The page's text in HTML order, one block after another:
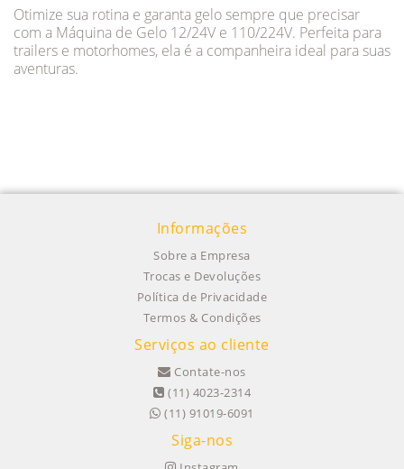
Otimize sua rotina e garanta gelo sempre que precisar
com a Máquina de Gelo 12/24V e 110/224V. Perfeita para
trailers e motorhomes, ela é a companheira ideal para suas
aventuras.
Informações
Sobre a Empresa
Trocas e Devoluções
Política de Privacidade
Termos & Condições
Serviços ao cliente
Contate-nos
(11) 4023-2314
(11) 91019-6091
Siga-nos